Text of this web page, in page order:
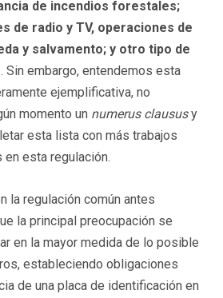
de incendios forestales;
de radio y TV, operaciones de
y salvamento; y otro tipo de
. Sin embargo, entendemos esta
ejemplificativa, no
momento un numerus claususy
esta lista con más trabajos
esta regulación.
la regulación común antes
la principal preocupación se
en la mayor medida de lo posible
estableciendo obligaciones
de una placa de identificación en